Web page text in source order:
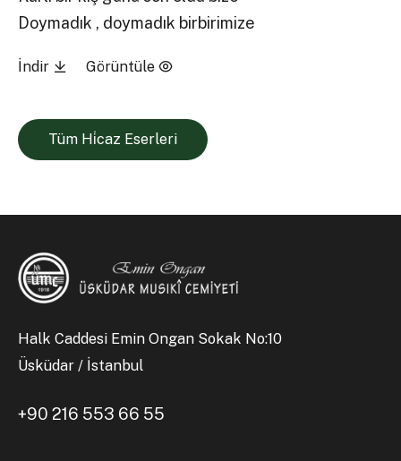
Doymadık , doymadık birbirimize
İndir Görüntüle
Tüm Hi̇caz Eserleri
Halk Caddesi Emin Ongan Sokak No:10
Üsküdar / İstanbul
+90 216 553 66 55